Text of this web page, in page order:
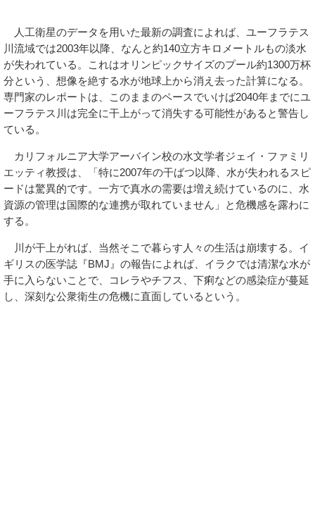
人工衛星のデータを用いた最新の調査によれば、ユーフラテス
川流域では2003年以降、なんと約140立方キロメートルもの淡水
が失われている。これはオリンピックサイズのプール約1300万杯
分という、想像を絶する水が地球上から消え去った計算になる。
専門家のレポートは、このままのペースでいけば2040年までにユ
ーフラテス川は完全に干上がって消失する可能性があると警告し
ている。
カリフォルニア大学アーバイン校の水文学者ジェイ・ファミリ
エッティ教授は、「特に2007年の干ばつ以降、水が失われるスピ
ードは驚異的です。一方で真水の需要は増え続けているのに、水
資源の管理は国際的な連携が取れていません」と危機感を露わに
する。
川が干上がれば、当然そこで暮らす人々の生活は崩壊する。イ
ギリスの医学誌『BMJ』の報告によれば、イラクでは清潔な水が
手に入らないことで、コレラやチフス、下痢などの感染症が蔓延
し、深刻な公衆衛生の危機に直面しているという。